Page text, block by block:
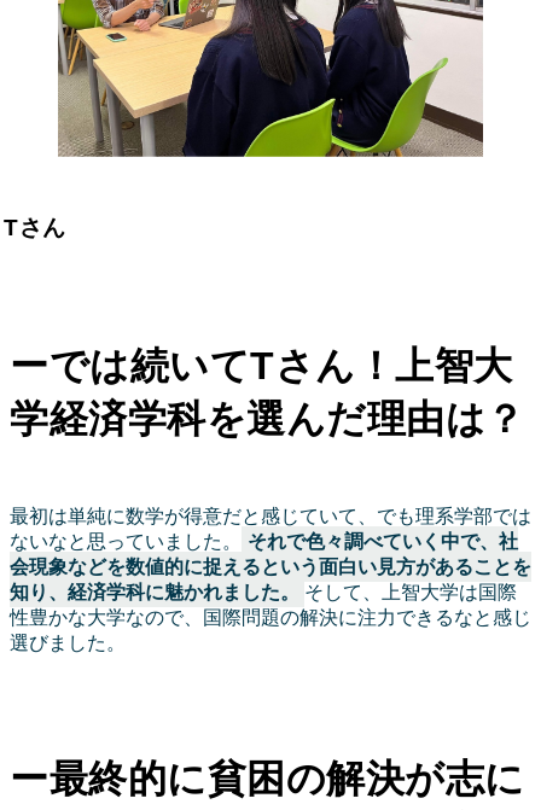
Tさん
ーでは続いてTさん！上智大
学経済学科を選んだ理由は？
最初は単純に数学が得意だと感じていて、でも理系学部では
ないなと思っていました。
それで色々調べていく中で、社
会現象などを数値的に捉えるという面白い見方があることを
知り、経済学科に魅かれました。
そして、上智大学は国際
性豊かな大学なので、国際問題の解決に注力できるなと感じ
選びました。
ー最終的に貧困の解決が志に